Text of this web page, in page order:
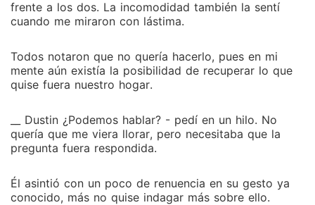
frente a los dos. La incomodidad también la sentí
cuando me miraron con lástima.
Todos notaron que no quería hacerlo, pues en mi
mente aún existía la posibilidad de recuperar lo que
quise fuera nuestro hogar.
__ Dustin ¿Podemos hablar? - pedí en un hilo. No
quería que me viera llorar, pero necesitaba que la
pregunta fuera respondida.
Él asintió con un poco de renuencia en su gesto ya
conocido, más no quise indagar más sobre ello.